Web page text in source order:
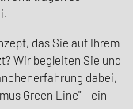
das Sie auf Ihrem
Wir begleiten Sie und
dabei,
Green Line" - ein